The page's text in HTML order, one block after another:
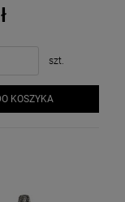
szt.
KOSZYKA